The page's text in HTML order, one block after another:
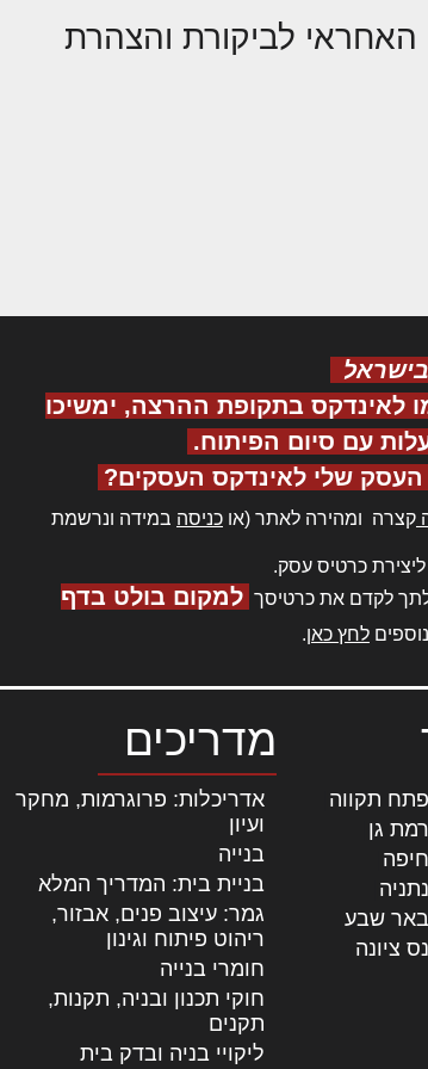
האחראי לביקורת והצהרת
לאינדקס בתקופת ההרצה, ימשיכו
עם סיום הפיתוח.
העסק שלי לאינדקס העסקים?
קצרה ומהירה לאתר (או כניסה במידה ונרשמת
ליצירת כרטיס עסק.
לקדם את כרטיסך למקום בולט בדף
לחץ כאן.
פתח תקווה
רמת גן
חיפה
נתניה
באר שבע
נס ציונה
מדריכים
אדריכלות: פרוגרמות, מחקר
ועיון
בנייה
בניית בית: המדריך המלא
גמר: עיצוב פנים, אבזור,
ריהוט פיתוח וגינון
חומרי בנייה
חוקי תכנון ובניה, תקנות,
תקנים
ליקויי בניה ובדק בית